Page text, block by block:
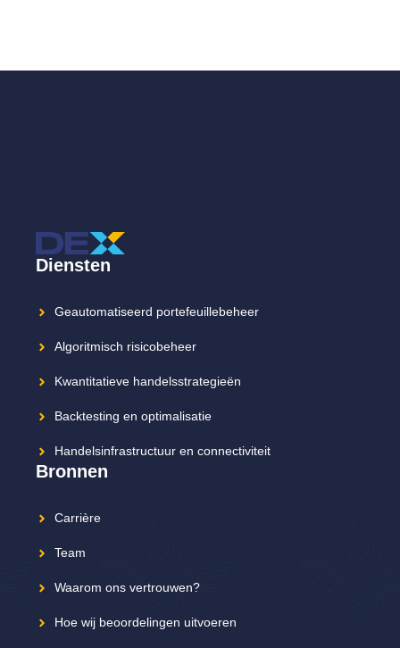
Diensten
Geautomatiseerd portefeuillebeheer
Algoritmisch risicobeheer
Kwantitatieve handelsstrategieën
Backtesting en optimalisatie
Handelsinfrastructuur en connectiviteit
Bronnen
Carrière
Team
Waarom ons vertrouwen?
Hoe wij beoordelingen uitvoeren